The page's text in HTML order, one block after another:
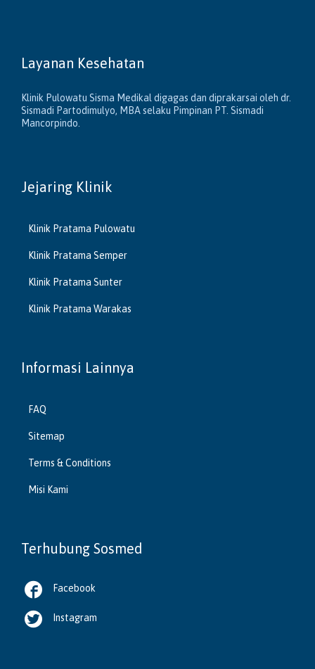
Layanan Kesehatan
Klinik Pulowatu Sisma Medikal digagas dan diprakarsai oleh dr.
Sismadi Partodimulyo, MBA selaku Pimpinan PT. Sismadi
Mancorpindo.
Jejaring Klinik
Klinik Pratama Pulowatu
Klinik Pratama Semper
Klinik Pratama Sunter
Klinik Pratama Warakas
Informasi Lainnya
FAQ
Sitemap
Terms & Conditions
Misi Kami
Terhubung Sosmed
 Facebook
 Instagram